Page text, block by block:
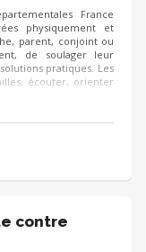
France
physiquement et
parent, conjoint ou
de soulager leur
pratiques. Les
écouter, orienter
contre